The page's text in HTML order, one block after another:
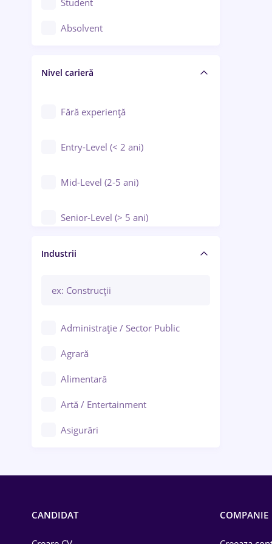
Controlul calității
Educație / Training / Arte
Student
Absolvent
Nivel carieră
Fără experiență
Entry-Level (< 2 ani)
Mid-Level (2-5 ani)
Senior-Level (> 5 ani)
Manager / Executiv
Industrii
Administrație / Sector Public
Agrară
Alimentară
Artă / Entertainment
Asigurări
CANDIDAT COMPANIE